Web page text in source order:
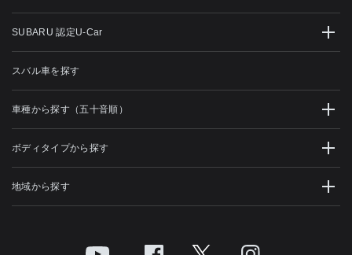
SUBARU 認定U-Car
スバル車を探す
車種から探す（五十音順）
ボディタイプから探す
地域から探す